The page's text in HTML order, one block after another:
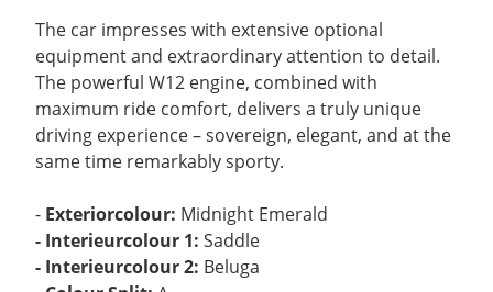
The car impresses with extensive optional
equipment and extraordinary attention to detail.
The powerful W12 engine, combined with
maximum ride comfort, delivers a truly unique
driving experience – sovereign, elegant, and at the
same time remarkably sporty.
- Exteriorcolour: Midnight Emerald
- Interieurcolour 1: Saddle
- Interieurcolour 2: Beluga